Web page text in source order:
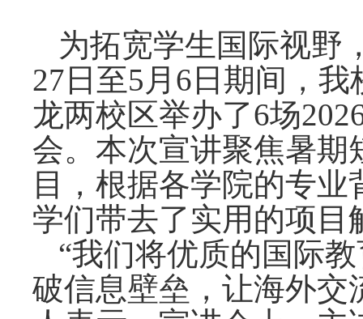
为拓宽学生国际视野
27日至5月6日期间， 我
龙两校区举办了6场
会。本次宣讲聚焦暑期
目，根据各学院的专
学们带去了实用的项目
“我们将优质的国际
破信息壁垒，让海外交